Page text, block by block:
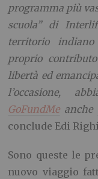
programma più
scuola” di
territorio
proprio
libertà ed
l’occasione,
GoFundMeanche
conclude Edi
Sono queste le
nuovo viaggio